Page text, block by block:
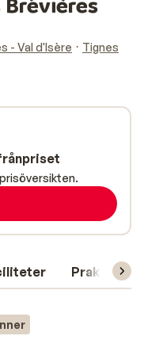
- Val d'Isère
Tignes
Praktisk